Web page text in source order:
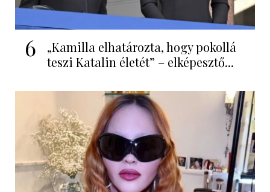
6
„Kamilla elhatározta, hogy pokollá
teszi Katalin életét” – elképesztő...